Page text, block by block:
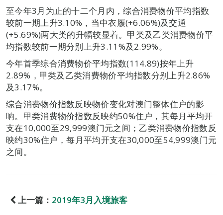
至今年3月为止的十二个月内，综合消费物价平均指数
较前一期上升3.10%，当中衣履(+6.06%)及交通
(+5.69%)两大类的升幅较显着。甲类及乙类消费物价平
均指数较前一期分别上升3.11%及2.99%。
今年首季综合消费物价平均指数(114.89)按年上升
2.89%，甲类及乙类消费物价平均指数分别上升2.86%
及3.17%。
综合消费物价指数反映物价变化对澳门整体住户的影
响。甲类消费物价指数反映约50%住户，其每月平均开
支在10,000至29,999澳门元之间；乙类消费物价指数反
映约30%住户，每月平均开支在30,000至54,999澳门元
之间。
上一篇： 2019年3月入境旅客